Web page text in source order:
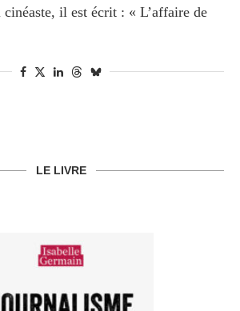
cinéaste, il est écrit : « L’affaire de
LE LIVRE